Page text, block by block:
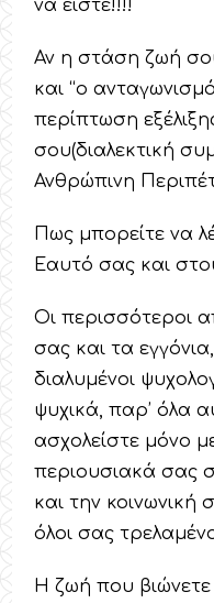
να είστε!!!!
Αν η στάση ζωή
και “ο
περίπτωση
σου(διαλεκτική
Ανθρώπινη
Πως μπορείτε να
Εαυτό σας και
Οι περισσότεροι
σας και τα
διαλυμένοι
ψυχικά, παρ’ όλα
ασχολείστε μόνο
περιουσιακά σας
και την κοινωνική
όλοι σας
Η ζωή που